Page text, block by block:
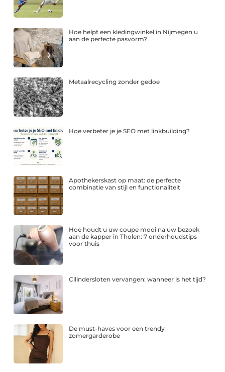
Hoe helpt een kledingwinkel in Nijmegen u
aan de perfecte pasvorm?
Metaalrecycling zonder gedoe
Hoe verbeter je je SEO met linkbuilding?
Apothekerskast op maat: de perfecte
combinatie van stijl en functionaliteit
Hoe houdt u uw coupe mooi na uw bezoek
aan de kapper in Tholen: 7 onderhoudstips
voor thuis
Cilindersloten vervangen: wanneer is het tijd?
De must-haves voor een trendy
zomergarderobe